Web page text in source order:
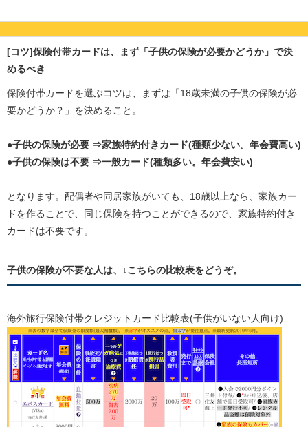
[コツ]保険付帯カードは、まず「子供の保険が必要かどうか」で決
めるべき
保険付帯カードを選ぶコツは、まずは「18歳未満の子供の保険が必
要かどうか？」を決めること。
●子供の保険が必要 ⇒家族特約付きカード(種類少ない。年会費高い)
●子供の保険は不要 ⇒一般カード(種類多い。年会費安い)
となります。配偶者や同居家族がいても、18歳以上なら、家族カー
ドを作ることで、同じ保険を持つことができるので、家族特約付き
カードは不要です。
子供の保険が不要な人は、↓こちらの比較表をどうぞ。
海外旅行保険付帯クレジットカード比較表(子供がいない人向け)